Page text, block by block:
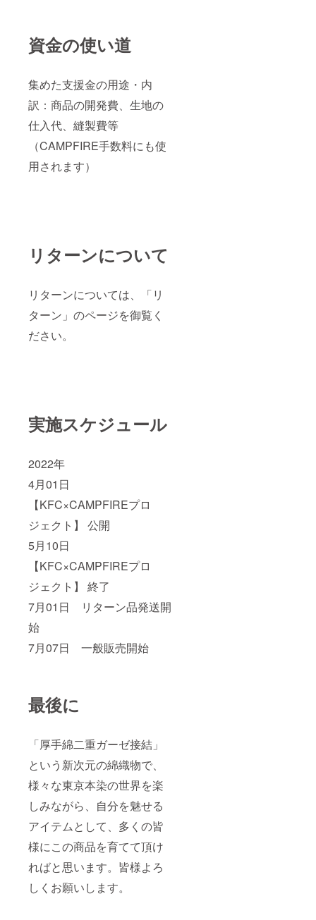
資金の使い道
集めた支援金の用途・内
訳：商品の開発費、生地の
仕入代、縫製費等
（CAMPFIRE手数料にも使
用されます）
リターンについて
リターンについては、「リ
ターン」のページを御覧く
ださい。
実施スケジュール
2022年
4月01日
【KFC×CAMPFIREプロ
ジェクト】 公開
5月10日
【KFC×CAMPFIREプロ
ジェクト】 終了
7月01日 リターン品発送開
始
7月07日 一般販売開始
最後に
「厚手綿二重ガーゼ接結」
という新次元の綿織物で、
様々な東京本染の世界を楽
しみながら、自分を魅せる
アイテムとして、多くの皆
様にこの商品を育てて頂け
ればと思います。皆様よろ
しくお願いします。